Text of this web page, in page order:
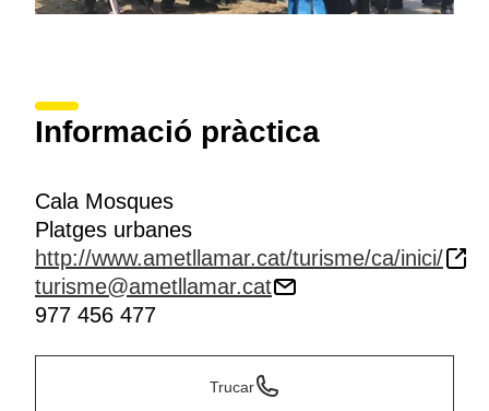
Informació pràctica
Cala Mosques
Platges urbanes
http://www.ametllamar.cat/turisme/ca/inici/
turisme@ametllamar.cat
977 456 477
Trucar